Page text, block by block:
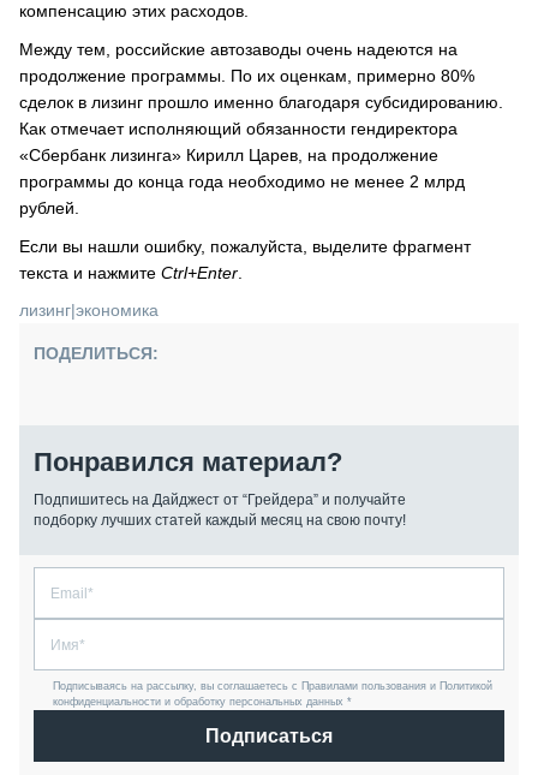
компенсацию этих расходов.
Между тем, российские автозаводы очень надеются на
продолжение программы. По их оценкам, примерно 80%
сделок в лизинг прошло именно благодаря субсидированию.
Как отмечает исполняющий обязанности гендиректора
«Сбербанк лизинга» Кирилл Царев, на продолжение
программы до конца года необходимо не менее 2 млрд
рублей.
Если вы нашли ошибку, пожалуйста, выделите фрагмент
текста и нажмите Ctrl+Enter
лизинг|экономика
ПОДЕЛИТЬСЯ:
Понравился материал?
Подпишитесь на Дайджест от “Грейдера” и получайте
подборку лучших статей каждый месяц на свою почту!
Подписываясь на рассылку, вы соглашаетесь с Правилами пользования и Политикой
конфиденциальности и обработку персональных данных *
Подписаться